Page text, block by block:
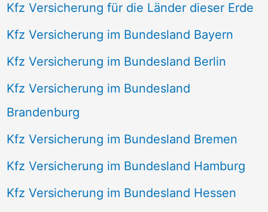
Kfz Versicherung für die Länder dieser Erde
Kfz Versicherung im Bundesland Bayern
Kfz Versicherung im Bundesland Berlin
Kfz Versicherung im Bundesland
Brandenburg
Kfz Versicherung im Bundesland Bremen
Kfz Versicherung im Bundesland Hamburg
Kfz Versicherung im Bundesland Hessen